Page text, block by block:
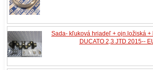
Sada- kľuková hriadeľ + ojn.ložiská +
DUCATO 2,3 JTD 2015--